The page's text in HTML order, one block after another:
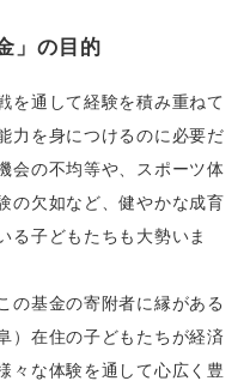
」の目的
を通して経験を積み重ねて
力を身につけるのに必要だ
会の不均等や、スポーツ体
の欠如など、健やかな成育
る子どもたちも大勢いま
の基金の寄附者に縁がある
）在住の子どもたちが経済
々な体験を通して心広く豊